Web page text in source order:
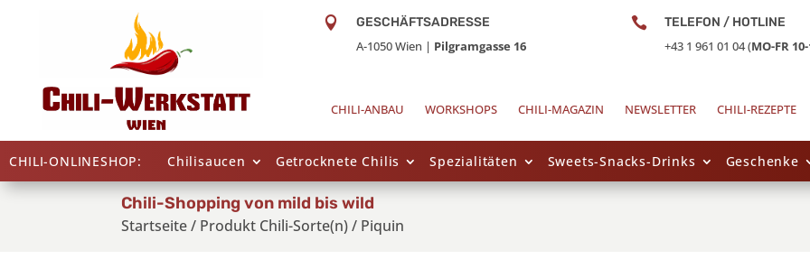
 GESCHÄFTSADRESSE
A-1050 Wien | Pilgramgasse 16
 TELEFON / HOTLINE
+43 1 961 01 04 (MO-FR
CHILI-ANBAU WORKSHOPS CHILI-MAGAZIN NEWSLETTER CHILI-REZEPTE
CHILI-ONLINESHOP: Chilisaucen Getrocknete Chilis Spezialitäten Sweets-Snacks-Drinks Geschenke
Chili-Shopping von mild bis wild
Startseite/ Produkt Chili-Sorte(n)/ Piquin